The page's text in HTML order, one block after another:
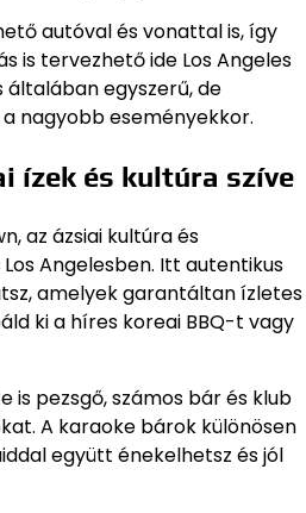
autóval és vonattal is, így
is tervezhető ide Los Angeles
egyszerű, de
nagyobb eseményekkor.
ízek és kultúra szíve
az ázsiai kultúra és
Angelesben. Itt autentikus
amelyek garantáltan ízletes
ki a híres koreai BBQ-t vagy
is pezsgő, számos bár és klub
A karaoke bárok különösen
együtt énekelhetsz és jól